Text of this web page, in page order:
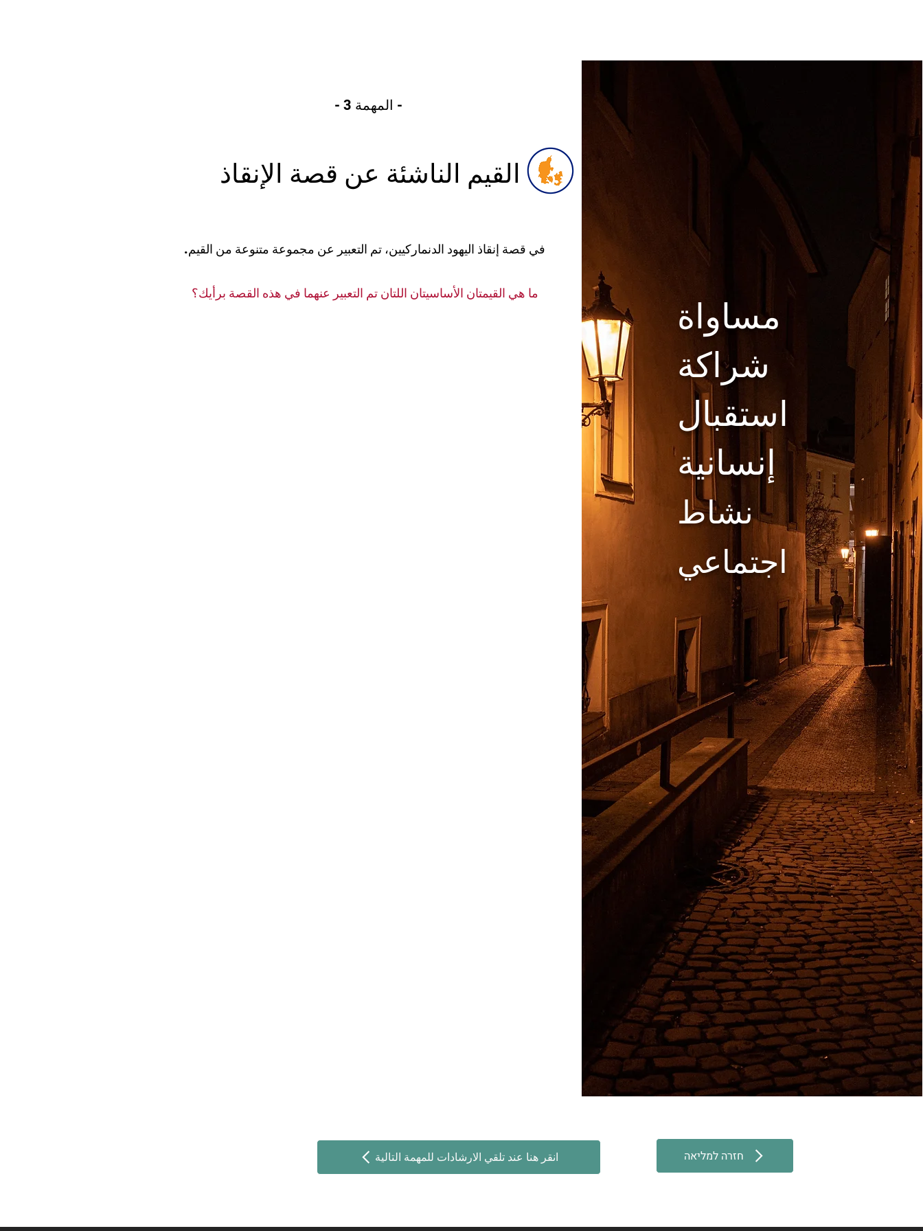
- المهمة 3 -
القيم الناشئة عن قصة الإنقاذ
في قصة إنقاذ اليهود الدنماركيين، تم التعبير عن مجموعة متنوعة من القيم.
ما هي القيمتان الأساسيتان اللتان تم التعبير عنهما في هذه القصة برأيك؟
חזרה למליאה
חזרה למליאה
مساواة
شراكة
استقبال
إنسانية
نشاط
اجتماعي
انقر هنا عند تلقي الارشادات للمهمة التالية חזרה למליאה